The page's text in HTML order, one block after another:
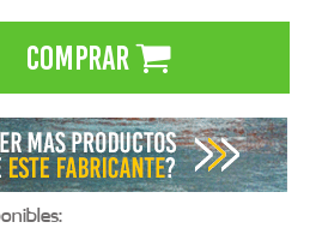
Comprar